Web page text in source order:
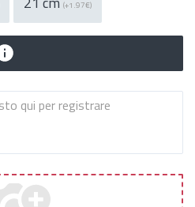
(+1.97€)